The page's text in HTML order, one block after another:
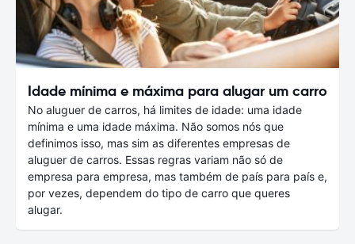
Idade mínima e máxima para alugar um carro
No aluguer de carros, há limites de idade: uma idade
mínima e uma idade máxima. Não somos nós que
definimos isso, mas sim as diferentes empresas de
aluguer de carros. Essas regras variam não só de
empresa para empresa, mas também de país para país e,
por vezes, dependem do tipo de carro que queres
alugar.